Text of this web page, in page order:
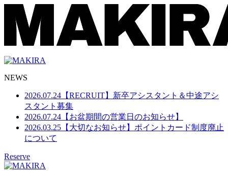
NEWS
2026.07.24 【RECRUIT】新卒アシスタント＆中途アシ
スタント募集
2026.07.24 【お盆期間の営業日のお知らせ】
2026.03.25 【大切なお知らせ】ポイントカード制度廃止
について
Reserve